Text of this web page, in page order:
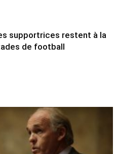
supportrices restent à la
de football